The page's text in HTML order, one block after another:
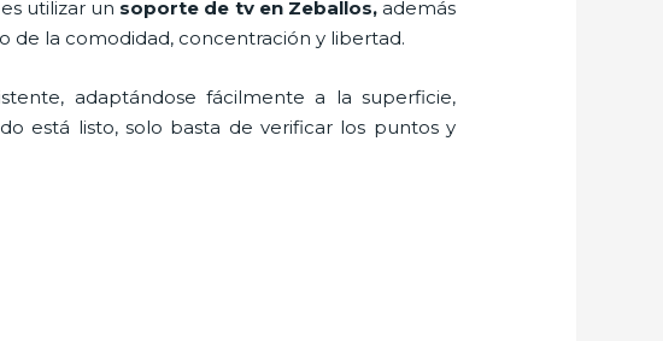
utilizar un soporte de tv en Zeballos, además
de la comodidad, concentración y libertad.
adaptándose fácilmente a la superficie,
está listo, solo basta de verificar los puntos y